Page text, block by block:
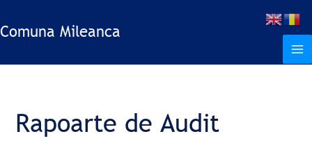
la
conținut
Comuna Mileanca
Rapoarte de Audit
e
r